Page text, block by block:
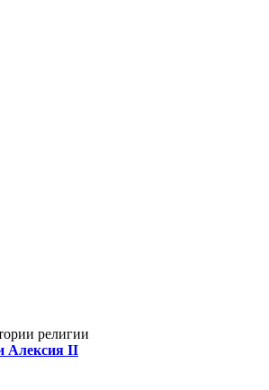
религии
Алексия II